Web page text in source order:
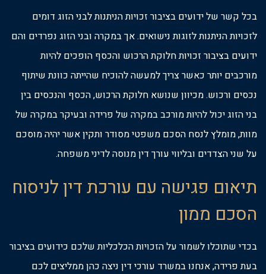
בכל קשר של ידועים בציבור זכויות הניתנות לבני הזוג דומים
לזכויות הניתנות לזוגות נישואים. אך במקרה ובני הזוג נפרדים והם
ידועים בציבור זכויות חלוקת הרכוש והכסף הופכים להיות
מורכבים יותר כאשר צריך למעשה להוכיח שהייתה כוונת שיתוף
נכסים ורכוש. מכיוון שנושא חלוקת הרכוש, הכסף והנכסים בין
בני הזוג יכול להיות מורכב במקרה של פרידה ובעיקר במקרה של
מוות, מומלץ לנסח הסכם משפטי מסודר ותקין אשר יהיה מוסכם
על שני הצדדים ובליווי עורך דין מנוסה לדיני משפחה.
תיאום פגישה עם עורכת דין לניסוח
הסכם ממון
בכדי שתוכלו לשמור על הזכויות הכלכליות שלכם כידועים בציבור
בעת פרידה, אנחנו במשרד עורכי דין ניצה כהן ממליצים לכם